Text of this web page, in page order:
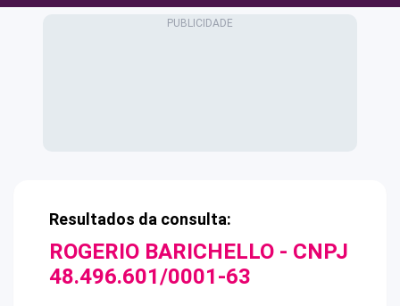
Resultados da consulta:
ROGERIO BARICHELLO - CNPJ
48.496.601/0001-63